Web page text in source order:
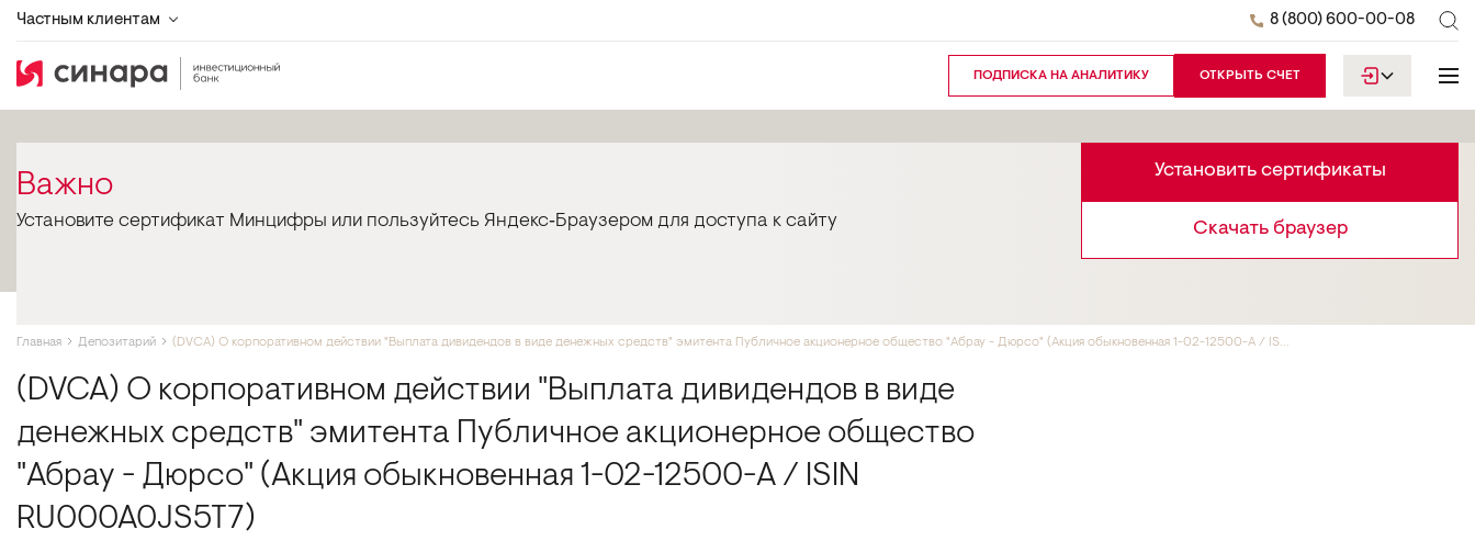
Частным клиентам 8 (800) 600-00-08
ПОДПИСКА НА АНАЛИТИКУ ОТКРЫТЬ СЧЕТ
Важно
Установите сертификат Минцифры или пользуйтесь Яндекс‑Браузером для доступа к сайту
Установить сертификаты
Скачать браузер
Главная Депозитарий (DVCA) О корпоративном действии "Выплата дивидендов в виде денежных средств" эмитента Публичное акционерное общество "Абрау - Дюрсо" (Акция обыкновенная 1-02-12500-A / IS...
(DVCA) О корпоративном действии "Выплата дивидендов в виде
денежных средств" эмитента Публичное акционерное общество
"Абрау - Дюрсо" (Акция обыкновенная 1-02-12500-A / ISIN
RU000A0JS5T7)